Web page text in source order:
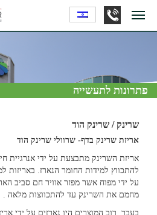
פתרונות לתעשייה
שרינק / שרינק הוד
אריזת שרינק בדף- שרוולי שרינק הוד
אריזת השרינק מתבצעת על ידי אנרגיית
להתכווץ למידות החומר הנארז.
על ידי מפוח אשר מפזר אוויר חם סביב
מחמם את השרינק עד להתכווצות מלאה .
בעבר, רוב המוצרים היו נארזים על ידי